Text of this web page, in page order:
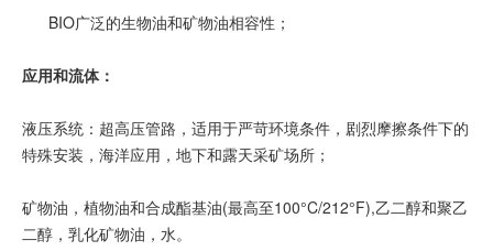
BIO广泛的生物油和矿物油相容性；
应用和流体：
液压系统：超高压管路，适用于严苛环境条件，剧烈摩擦条件下的
特殊安装，海洋应用，地下和露天采矿场所；
矿物油，植物油和合成酯基油(最高至100°C/212°F),乙二醇和聚乙
二醇，乳化矿物油，水。